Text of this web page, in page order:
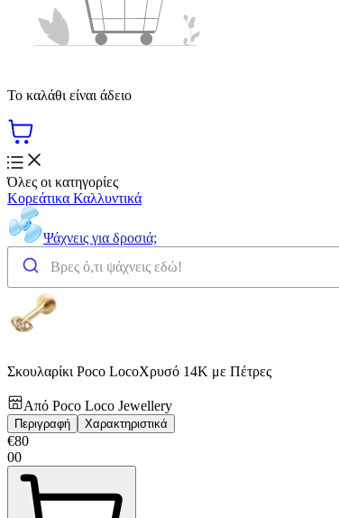
Το καλάθι είναι άδειο
Όλες οι κατηγορίες
Κορεάτικα Καλλυντικά
Ψάχνεις για δροσιά;
Σκουλαρίκι Poco LocoΧρυσό 14Κ με Πέτρες
Από Poco Loco Jewellery
Περιγραφή Χαρακτηριστικά
€80
00